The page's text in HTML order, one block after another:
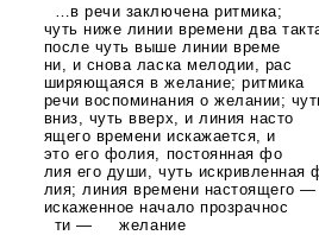
…в речи заключена ритмика;
чуть ниже линии времени два
после чуть выше линии време
ни, и снова ласка мелодии, рас
ширяющаяся в желание; ритмика
речи воспоминания о желании;
вниз, чуть вверх, и линия насто
ящего времени искажается, и
это его фолия, постоянная фо
лия его души, чуть искривленная
лия; линия времени настоящего —
искаженное начало прозрачнос
ти — желание